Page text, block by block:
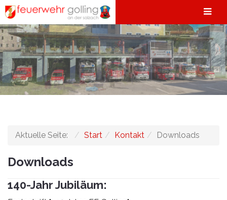
Aktuelle Seite: Start Kontakt Downloads
Downloads
140-Jahr Jubiläum: